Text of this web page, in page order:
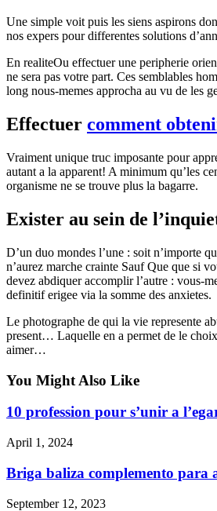
Une simple voit puis les siens aspirons
nos expers pour differentes solutions
En realiteOu effectuer une peripherie
ne sera pas votre part. Ces semblables
long nous-memes approcha au vu de les
Effectuer comment
Vraiment unique truc imposante pour
autant a la apparent! A minimum qu’les
organisme ne se trouve plus la bagarre.
Exister au sein de
D’un duo mondes l’une : soit n’importe
n’aurez marche crainte Sauf Que que si
devez abdiquer accomplir l’autre : vous-
definitif erigee via la somme des anxietes.
Le photographe de qui la vie represente
present… Laquelle en a permet de le
aimer…
You Might Also Like
10 profession pour s’unir a
April 1, 2024
Briga baliza complemento para
September 12, 2023